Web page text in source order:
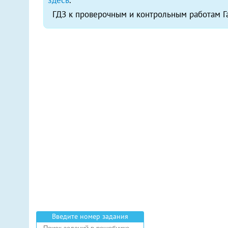
ГДЗ к проверочным и контрольным работам
Введите номер задания